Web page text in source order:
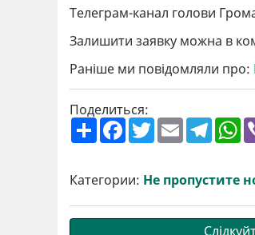
Телеграм-канал голови
Залишити заявку можна в
Раніше ми повідомляли про:
Поделиться:
П
о
р
и
F
a
b
o
T
w
t
e
E
m
l
T
e
g
r
W
h
s
A
Категории: Не пропустите